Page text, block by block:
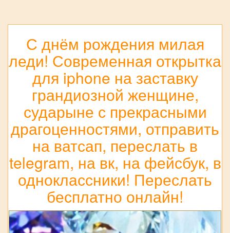
С днём рождения милая
леди! Современная открытка
для iphone на заставку
грандиозной женщине,
сударыне с прекрасными
драгоценностями, отправить
на ватсап, переслать в
telegram, на вк, на фейсбук, в
одноклассники! Переслать
бесплатно онлайн!